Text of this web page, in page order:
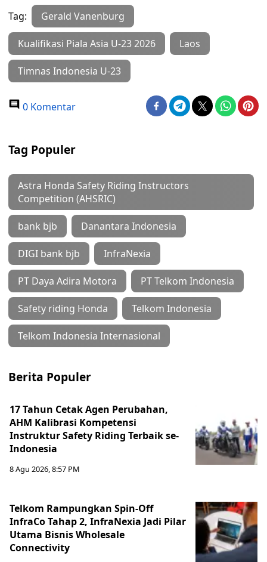
Tag: Gerald Vanenburg
Kualifikasi Piala Asia U-23 2026 Laos
Timnas Indonesia U-23
0 Komentar
Tag Populer
Astra Honda Safety Riding Instructors
Competition (AHSRIC)
bank bjb Danantara Indonesia
DIGI bank bjb InfraNexia
PT Daya Adira Motora PT Telkom Indonesia
Safety riding Honda Telkom Indonesia
Telkom Indonesia Internasional
Berita Populer
17 Tahun Cetak Agen Perubahan,
AHM Kalibrasi Kompetensi
Instruktur Safety Riding Terbaik se-
Indonesia
8 Agu 2026, 8:57 PM
Telkom Rampungkan Spin-Off
InfraCo Tahap 2, InfraNexia Jadi Pilar
Utama Bisnis Wholesale
Connectivity